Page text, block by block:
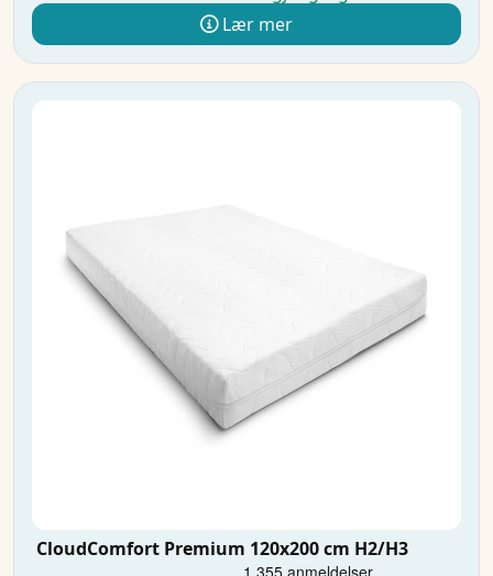
Lær mer
CloudComfort Premium 120x200 cm H2/H3